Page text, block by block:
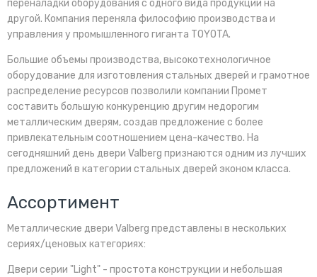
переналадки оборудования с одного вида продукции на
другой. Компания переняла философию производства и
управления у промышленного гиганта TOYOTA.
Большие объемы производства, высокотехнологичное
оборудование для изготовления стальных дверей и грамотное
распределение ресурсов позволили компании Промет
составить большую конкуренцию другим недорогим
металлическим дверям, создав предложение с более
привлекательным соотношением цена-качество. На
сегодняшний день двери Valberg признаются одним из лучших
предложений в категории стальных дверей эконом класса.
Ассортимент
Металлические двери Valberg представлены в нескольких
сериях/ценовых категориях:
Двери серии "Light" - простота конструкции и небольшая